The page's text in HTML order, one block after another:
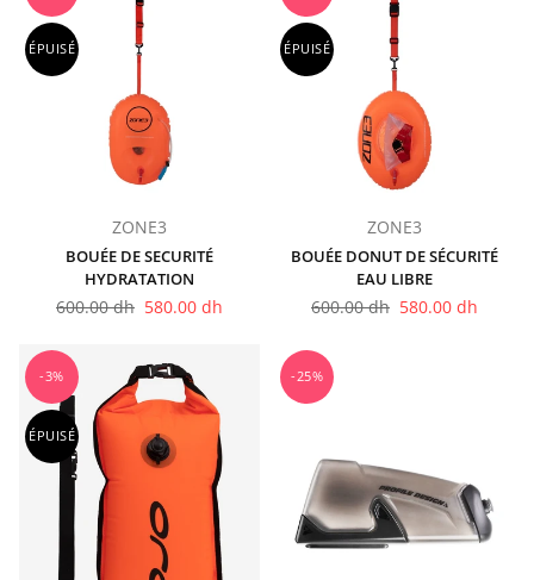
ÉPUISÉ
ZONE3
BOUÉE DE SECURITÉ
HYDRATATION
Prix
600.00 dh 580.00 dh
ÉPUISÉ
ZONE3
BOUÉE DONUT DE SÉCURITÉ
EAU LIBRE
Prix
600.00 dh 580.00 dh
-3%
ÉPUISÉ
-25%